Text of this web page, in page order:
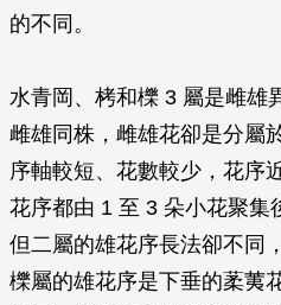
的不同。
水青岡、栲和櫟 3 屬是雌雄
雌雄同株，雌雄花卻是分屬
序軸較短、花數較少，花序
花序都由 1 至 3 朵小花聚集
但二屬的雄花序長法卻不同
櫟屬的雄花序是下垂的葇荑